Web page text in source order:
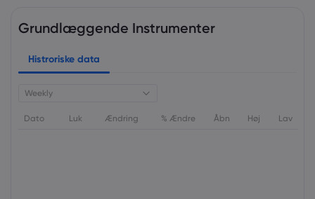
Grundlæggende Instrumenter
Histroriske data
Weekly
Dato Luk Ændring % Ændre Åbn Høj Lav